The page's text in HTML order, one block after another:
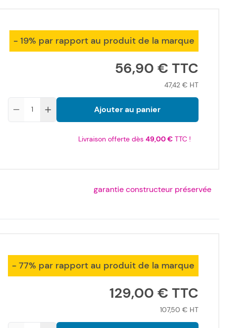
- 19% par rapport au produit de la marque
56,90 €
47,42 €
Ajouter au panier
Livraison offerte dès 49,00 €TTC !
garantie constructeur préservée
- 77% par rapport au produit de la marque
129,00 €
107,50 €